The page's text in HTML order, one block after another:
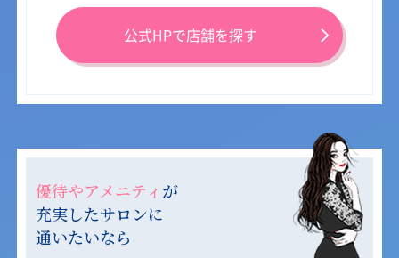
公式HPで店舗を探す
優待やアメニティ が
充実したサロンに
通いたいなら